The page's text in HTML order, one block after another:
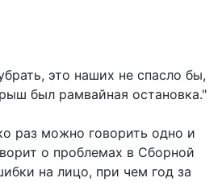
это наших не спасло бы,
был рамвайная остановка."
раз можно говорить одно и
о проблемах в Сборной
на лицо, при чем год за